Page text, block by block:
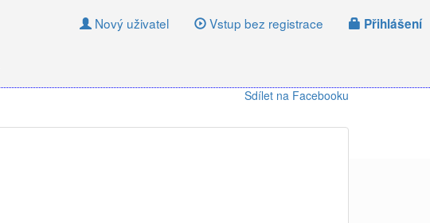
Nový uživatel Vstup bez registrace Přihlášení
Sdílet na Facebooku